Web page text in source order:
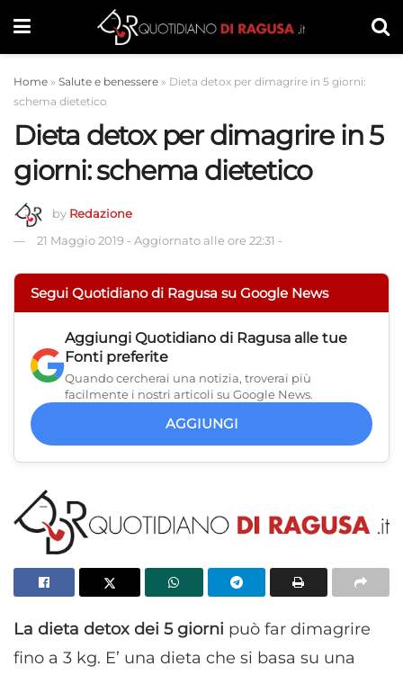
Home » Salute e benessere » Dieta detox per dimagrire in 5 giorni:
schema dietetico
Dieta detox per dimagrire in 5
giorni: schema dietetico
by Redazione
21 Maggio 2019 - Aggiornato alle ore 22:31 -
Segui Quotidiano di Ragusa su Google News
Aggiungi Quotidiano di Ragusa alle tue
Fonti preferite
Quando cercherai una notizia, troverai più
facilmente i nostri articoli su Google News.
AGGIUNGI
La dieta detox dei 5 giorni può far dimagrire
fino a 3 kg. E’ una dieta che si basa su una